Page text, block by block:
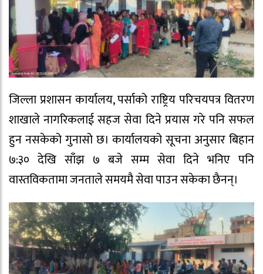
जिल्ला प्रशासन कार्यालय, पर्साको राष्ट्रिय परिचयपत्र वितरण
शाखाले नागरिकलाई सहज सेवा दिने प्रयास गरे पनि सफल
हुन नसकेको गुनासो छ। कार्यालयको सूचना अनुसार बिहान
७:३० देखि साँझ ७ बजे सम्म सेवा दिने भनिए पनि
वास्तविकतामा जनताले समयमै सेवा पाउन सकेका छैनन्।